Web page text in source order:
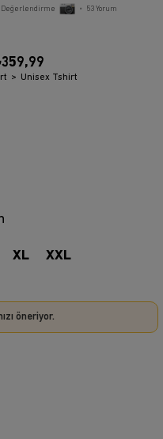
Değerlendirme • 53Yorum
Unisex Tshirt
XL XXL
öneriyor.